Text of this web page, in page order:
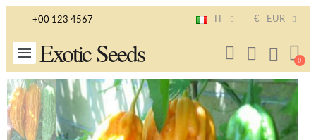
+00 123 4567 € EUR
Exotic Seeds